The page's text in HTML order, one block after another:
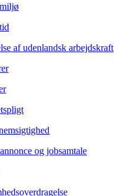
af udenlandsk arbejdskraft
og jobsamtale